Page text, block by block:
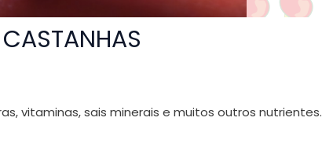
vitaminas, sais minerais e muitos outros nutrientes.